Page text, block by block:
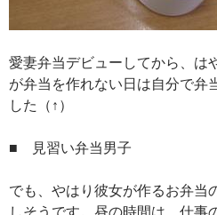
愛妻弁当デビューしてから、は
が弁当を作れない日は自分で弁
した（↑）
■ 見習い弁当男子
でも、やはり彼女が作るお弁当
しそうです。昼の時間は、仕事